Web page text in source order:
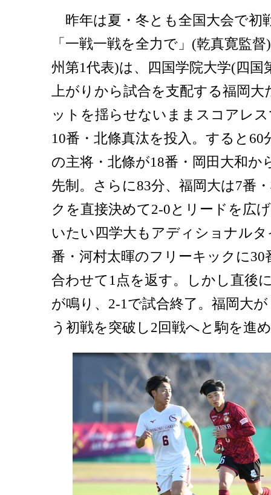
昨年は夏・冬とも全国大会で初
「一戦一戦を全力で」(乾真寛監
州第1代表)は、四国学院大学(四国
上がりから試合を支配する福岡
ットを揺らせないままスコアレ
10番・北條真汰を投入。すると
の主将・北條が18番・岡田大和
先制。さらに83分、福岡大は7番
クを直接決めて2-0とリードを広
いたい四学大もアディショナルタ
番・河村太暉のフリーキックに30
合わせて1点を返す。しかし直後
が鳴り、2-1で試合終了。福岡大
う初戦を突破し2回戦へと駒を進